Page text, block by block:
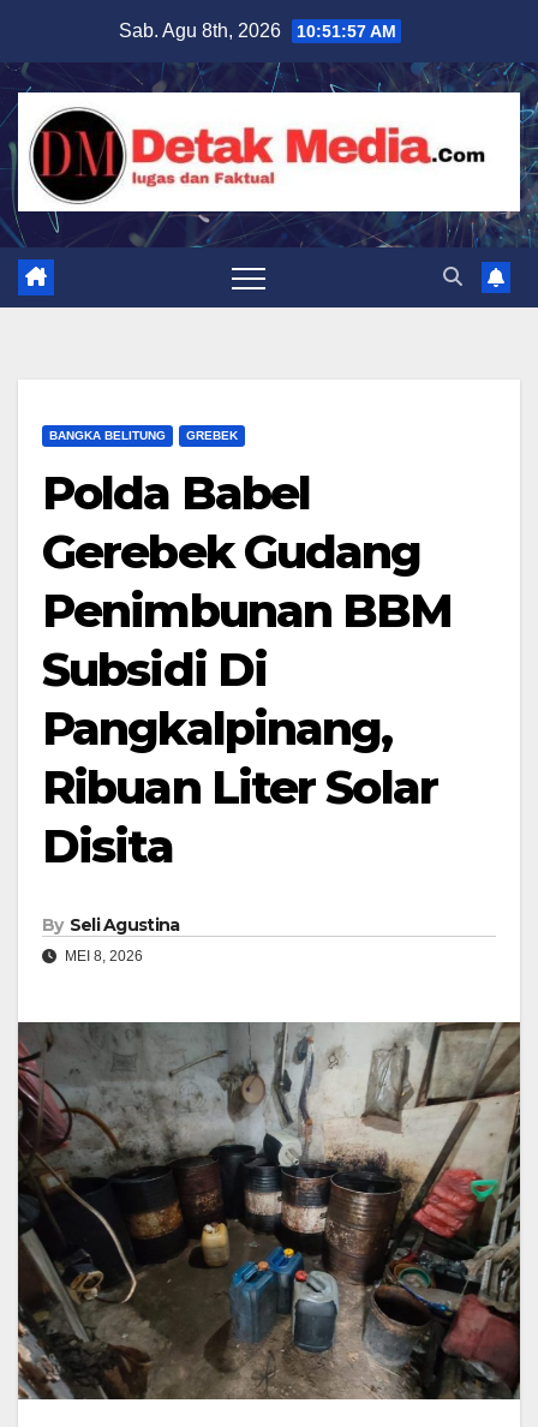
content
Sab. Agu 8th, 2026 10:51:58 AM
BANGKA BELITUNG GREBEK
Polda Babel
Gerebek Gudang
Penimbunan BBM
Subsidi Di
Pangkalpinang,
Ribuan Liter Solar
Disita
By Seli Agustina
MEI 8, 2026